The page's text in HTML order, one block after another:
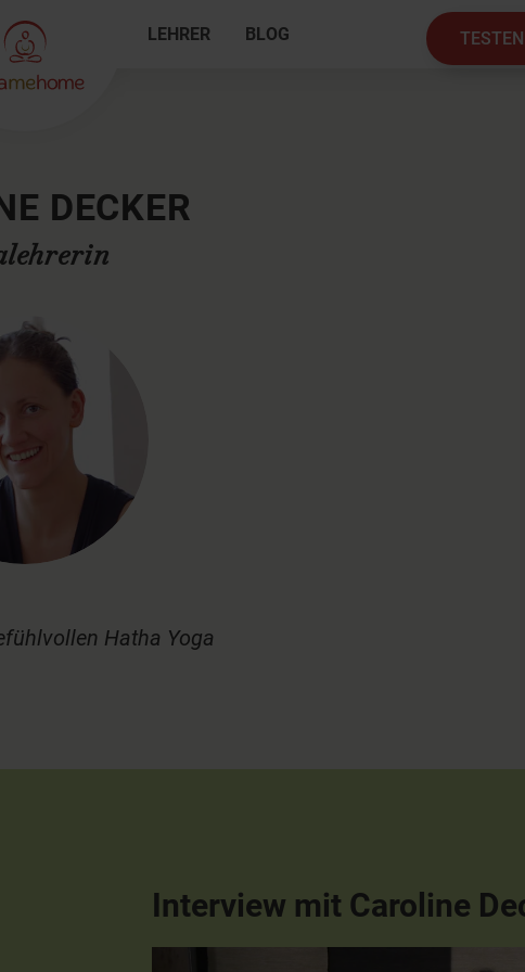
LEHRER BLOG TESTEN
DECKER
Hatha Yoga
Interview mit Caroline